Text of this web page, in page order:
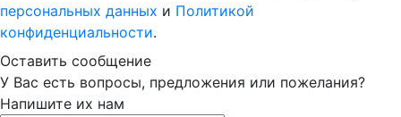
персональных данных и Политикой
конфиденциальности.
Оставить сообщение
У Вас есть вопросы, предложения или пожелания?
Напишите их нам